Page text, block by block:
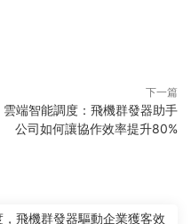
下一篇
雲端智能調度：飛機群發器助手
公司如何讓協作效率提升80%
飛機群發器驅動企業獲客效